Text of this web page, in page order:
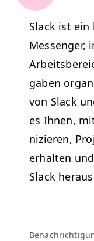
Slack ist
Mes­sen­ger,
gaben
von Slack
es Ihnen,
nizieren,
erhal­ten
Slack